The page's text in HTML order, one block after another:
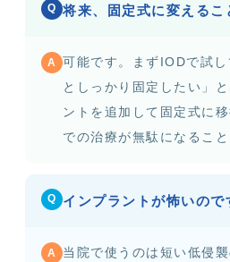
Q 将来、固定式に変えるこ
A
可能です。まずIODで試
としっかり固定したい」
ントを追加して固定式に
での治療が無駄になること
Q インプラントが怖いので
A
当院で使うのは短い低侵